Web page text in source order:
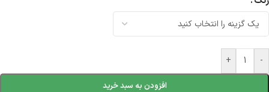
-
+
افزودن به سبد خرید